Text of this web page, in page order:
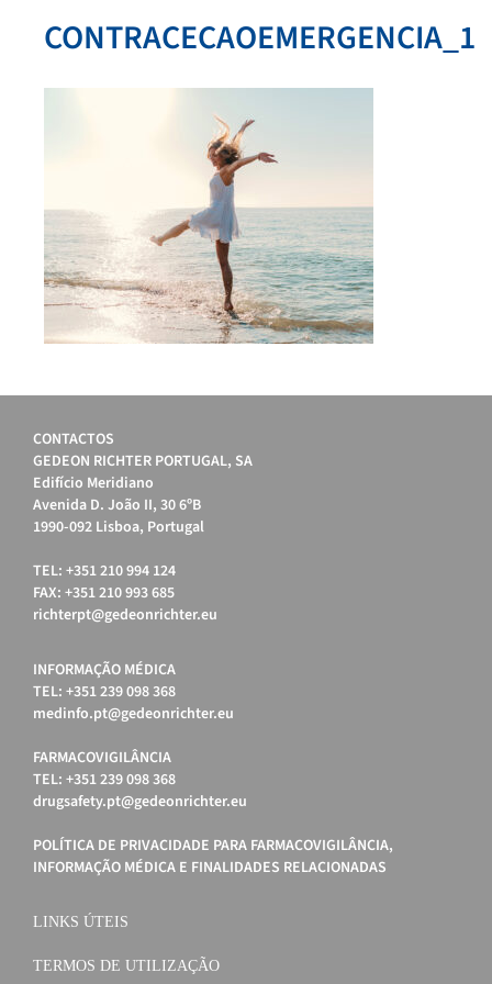
CONTRACECAOEMERGENCIA_1
CONTACTOS
GEDEON RICHTER PORTUGAL, SA
Edifício Meridiano
Avenida D. João II, 30 6ºB
1990-092 Lisboa, Portugal
TEL: +351 210 994 124
FAX: +351 210 993 685
richterpt@gedeonrichter.eu
INFORMAÇÃO MÉDICA
TEL: +351 239 098 368
medinfo.pt@gedeonrichter.eu
FARMACOVIGILÂNCIA
TEL: +351 239 098 368
drugsafety.pt@gedeonrichter.eu
POLÍTICA DE PRIVACIDADE PARA FARMACOVIGILÂNCIA,
INFORMAÇÃO MÉDICA E FINALIDADES RELACIONADAS
LINKS ÚTEIS
TERMOS DE UTILIZAÇÃO